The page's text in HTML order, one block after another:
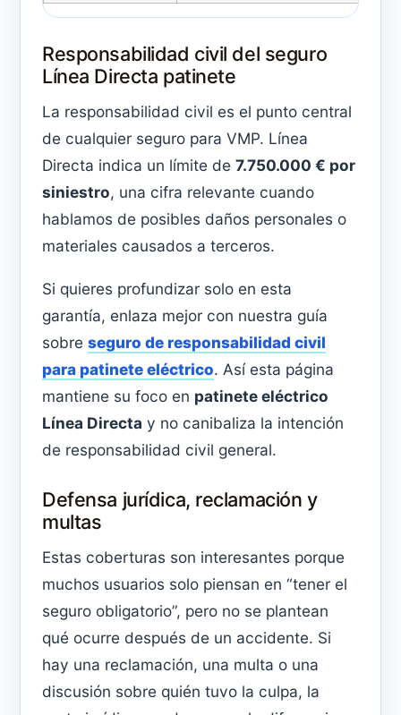
Responsabilidad civil del seguro
Línea Directa patinete
La responsabilidad civil es el punto central
de cualquier seguro para VMP. Línea
Directa indica un límite de 7.750.000 € por
siniestro, una cifra relevante cuando
hablamos de posibles daños personales o
materiales causados a terceros.
Si quieres profundizar solo en esta
garantía, enlaza mejor con nuestra guía
sobre seguro de responsabilidad civil
para patinete eléctrico. Así esta página
mantiene su foco en patinete eléctrico
Línea Directa y no canibaliza la intención
de responsabilidad civil general.
Defensa jurídica, reclamación y
multas
Estas coberturas son interesantes porque
muchos usuarios solo piensan en “tener el
seguro obligatorio”, pero no se plantean
qué ocurre después de un accidente. Si
hay una reclamación, una multa o una
discusión sobre quién tuvo la culpa, la